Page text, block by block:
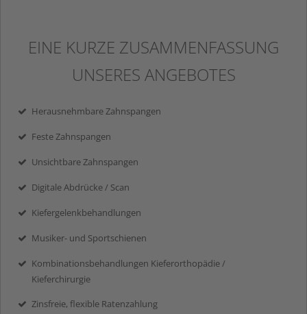
EINE KURZE ZUSAMMENFASSUNG
UNSERES ANGEBOTES
Herausnehmbare Zahnspangen
Feste Zahnspangen
Unsichtbare Zahnspangen
Digitale Abdrücke / Scan
Kiefergelenkbehandlungen
Musiker- und Sportschienen
Kombinationsbehandlungen Kieferorthopädie /
Kieferchirurgie
Zinsfreie, flexible Ratenzahlung